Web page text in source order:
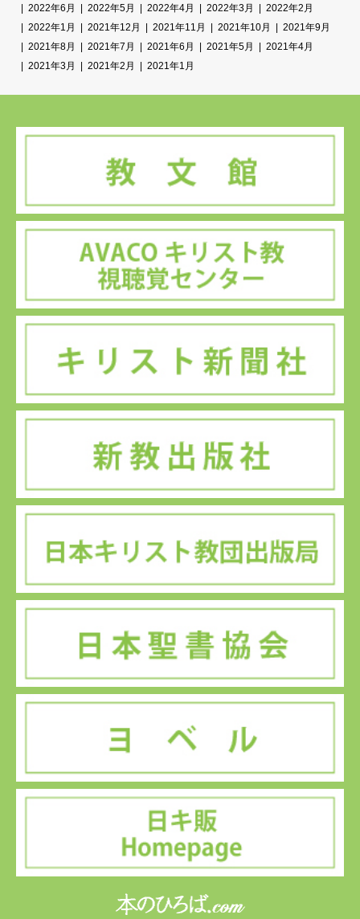
2022年6月
2022年5月 2022年4月 2022年3月
2022年2月
2022年1月
2021年12月 2021年11月 2021年10月
2021年9月
2021年8月
2021年7月 2021年6月 2021年5月
2021年4月
2021年3月
2021年2月 2021年1月